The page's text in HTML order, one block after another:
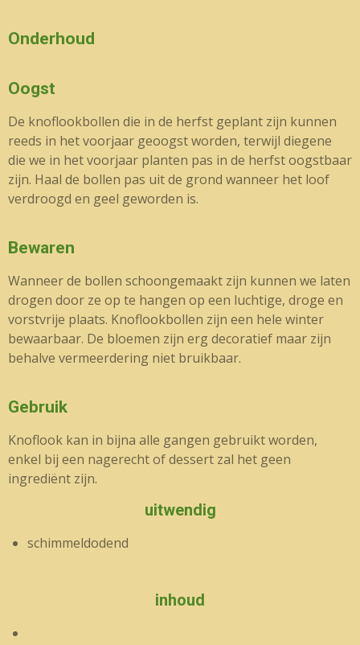
Onderhoud
Oogst
De knoflookbollen die in de herfst geplant zijn kunnen
reeds in het voorjaar geoogst worden, terwijl diegene
die we in het voorjaar planten pas in de herfst oogstbaar
zijn. Haal de bollen pas uit de grond wanneer het loof
verdroogd en geel geworden is.
Bewaren
Wanneer de bollen schoongemaakt zijn kunnen we laten
drogen door ze op te hangen op een luchtige, droge en
vorstvrije plaats. Knoflookbollen zijn een hele winter
bewaarbaar. De bloemen zijn erg decoratief maar zijn
behalve vermeerdering niet bruikbaar.
Gebruik
Knoflook kan in bijna alle gangen gebruikt worden,
enkel bij een nagerecht of dessert zal het geen
ingrediënt zijn.
uitwendig
schimmeldodend
inhoud